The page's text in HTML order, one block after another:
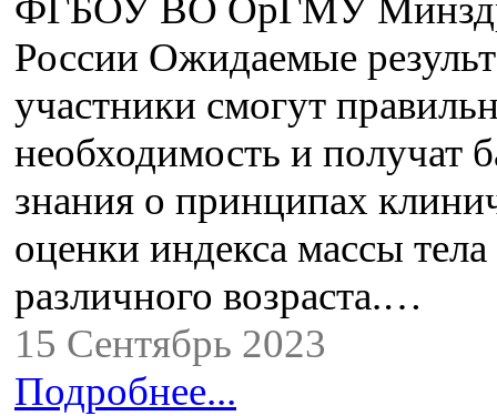
ФГБОУ ВО ОрГМУ
России Ожидаемые
участники смогут
необходимость и получат
знания о принципах
оценки индекса массы тела
различного возраста.…
15 Сентябрь 2023
Подробнее...